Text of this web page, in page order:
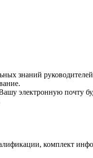
знаний
электронную почту
комплект